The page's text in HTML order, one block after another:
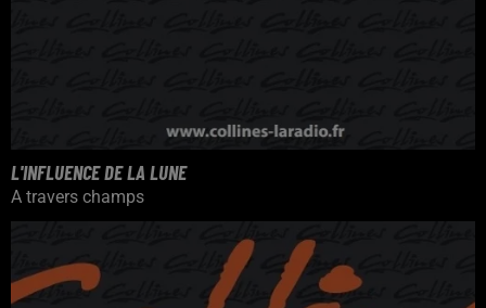
L'INFLUENCE DE LA LUNE
A travers champs